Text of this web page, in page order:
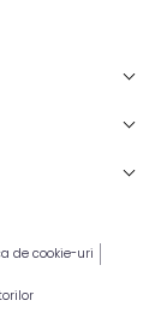
de cookie-uri